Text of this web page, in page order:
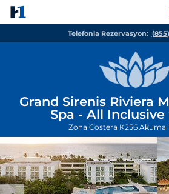
Telefonla Rezervasyon:
Grand Sirenis Riviera
Spa - All Inclusive
Zona Costera K256 Akumal